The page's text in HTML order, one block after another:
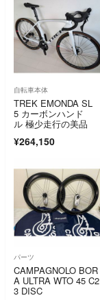
自転車本体
TREK EMONDA SL
5 カーボンハンド
ル 極少走行の美品
¥264,150
パーツ
CAMPAGNOLO BOR
A ULTRA WTO 45 C2
3 DISC